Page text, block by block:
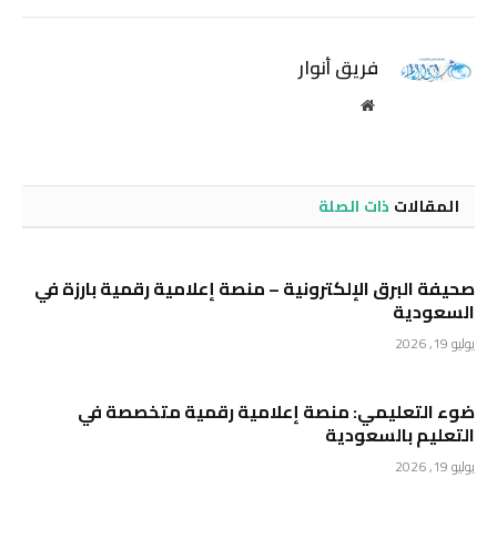
فريق أنوار
موقع
المقالات ذات الصلة
صحيفة البرق الإلكترونية – منصة إعلامية رقمية بارزة في
السعودية
يوليو 19, 2026
ضوء التعليمي: منصة إعلامية رقمية متخصصة في
التعليم بالسعودية
يوليو 19, 2026